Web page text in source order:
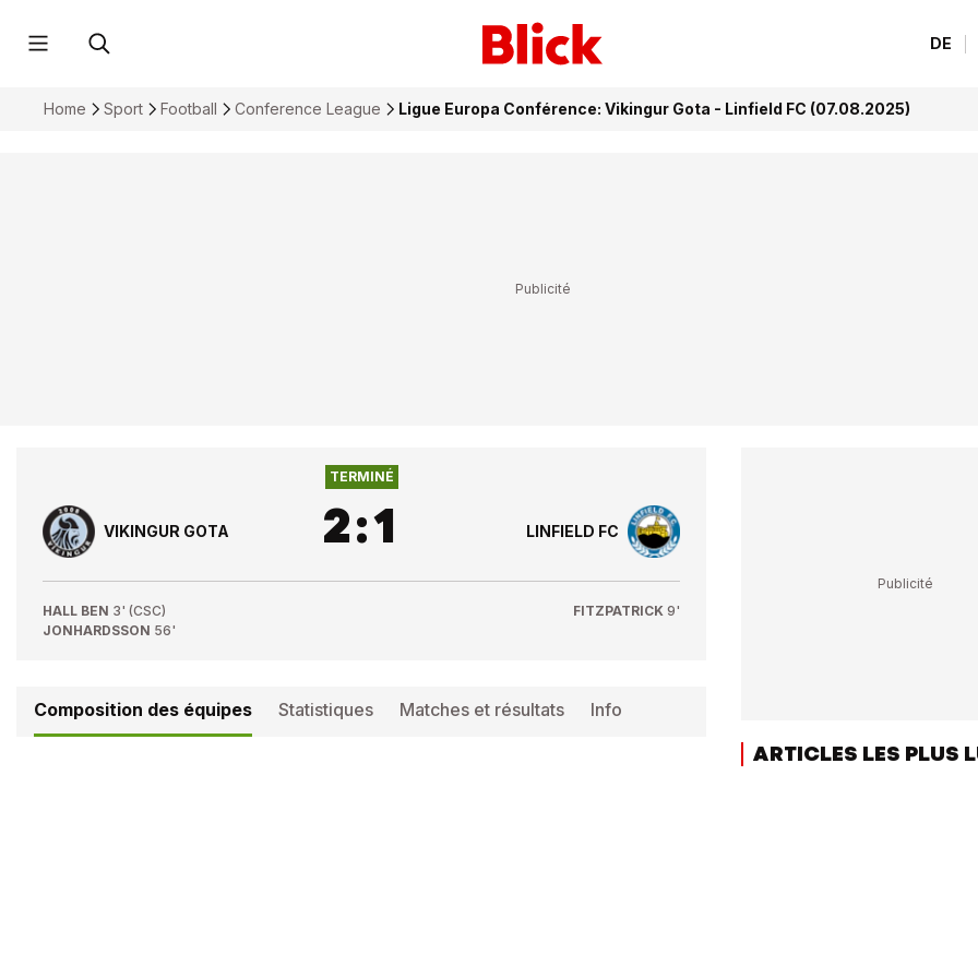
DE
Home Sport Football Conference League Ligue Europa Conférence: Vikingur Gota - Linfield FC (07.08.2025)
VIKINGUR GOTA
TERMINÉ
2:1 LINFIELD FC
HALL BEN 3' (CSC)
JONHARDSSON 56'
FITZPATRICK 9'
Composition des équipes Statistiques Matches et résultats Info
ARTICLES LES PLUS